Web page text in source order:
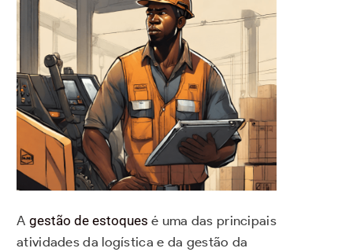
A gestão de estoques é uma das principais
atividades da logística e da gestão da